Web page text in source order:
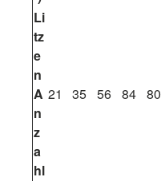
Li
tz
e
n
A
n
z
a
hl
21 35 56 84 80